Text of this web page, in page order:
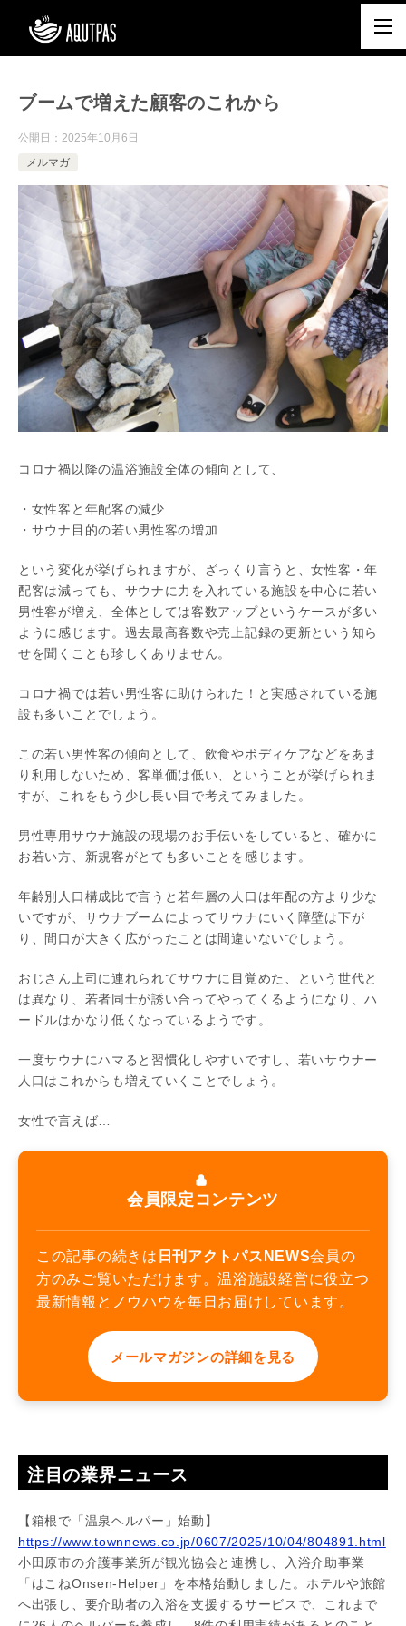
ブームで増えた顧客のこれから
公開日： 2025年10月6日
メルマガ
コロナ禍以降の温浴施設全体の傾向として、
・女性客と年配客の減少
・サウナ目的の若い男性客の増加
という変化が挙げられますが、ざっくり言うと、女性客・年
配客は減っても、サウナに力を入れている施設を中心に若い
男性客が増え、全体としては客数アップというケースが多い
ように感じます。過去最高客数や売上記録の更新という知ら
せを聞くことも珍しくありません。
コロナ禍では若い男性客に助けられた！と実感されている施
設も多いことでしょう。
この若い男性客の傾向として、飲食やボディケアなどをあま
り利用しないため、客単価は低い、ということが挙げられま
すが、これをもう少し長い目で考えてみました。
男性専用サウナ施設の現場のお手伝いをしていると、確かに
お若い方、新規客がとても多いことを感じます。
年齢別人口構成比で言うと若年層の人口は年配の方より少な
いですが、サウナブームによってサウナにいく障壁は下が
り、間口が大きく広がったことは間違いないでしょう。
おじさん上司に連れられてサウナに目覚めた、という世代と
は異なり、若者同士が誘い合ってやってくるようになり、ハ
ードルはかなり低くなっているようです。
一度サウナにハマると習慣化しやすいですし、若いサウナー
人口はこれからも増えていくことでしょう。
女性で言えば…
会員限定コンテンツ
この記事の続きは 日刊アクトパスNEWS会員の
方のみご覧いただけます。温浴施設経営に役立つ
最新情報とノウハウを毎日お届けしています。
メールマガジンの詳細を見る
注目の業界ニュース
【箱根で「温泉ヘルパー」始動】
https://www.townnews.co.jp/0607/2025/10/04/804891.html
小田原市の介護事業所が観光協会と連携し、入浴介助事業
「はこねOnsen-Helper」を本格始動しました。ホテルや旅館
へ出張し、要介助者の入浴を支援するサービスで、これまで